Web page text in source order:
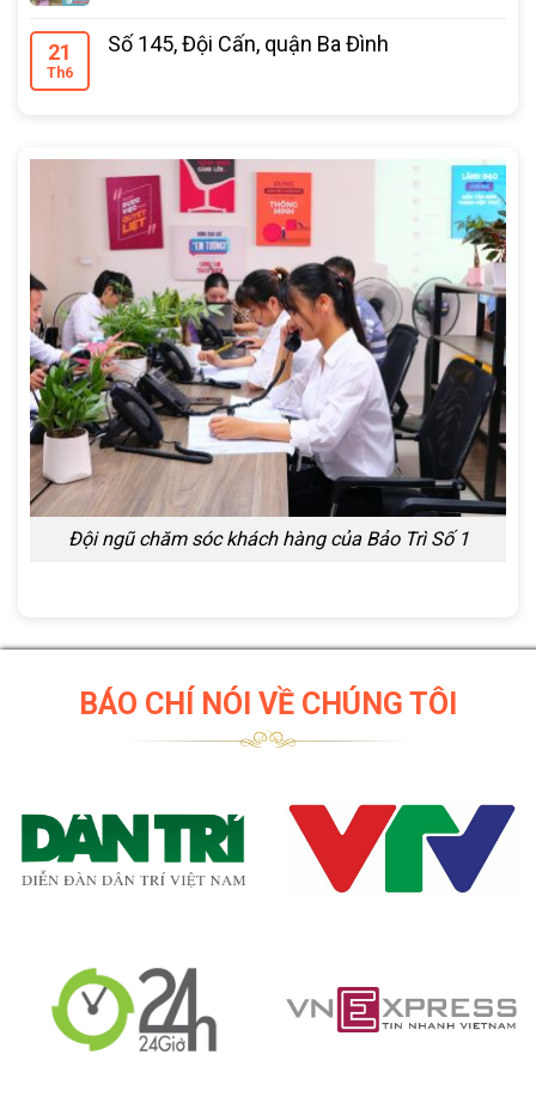
21
Th6
Số 145, Đội Cấn, quận Ba Đình
Đội ngũ chăm sóc khách hàng của Bảo Trì Số 1
BÁO CHÍ NÓI VỀ CHÚNG TÔI